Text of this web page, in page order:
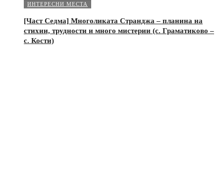
ИНТЕРЕСНИ МЕСТА
[Част Седма] Многоликата Странджа – планина на
стихии, трудности и много мистерии (с. Граматиково –
с. Кости)